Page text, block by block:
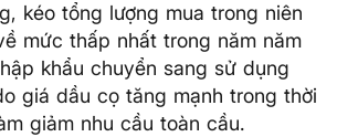
kéo tổng lượng mua trong niên
mức thấp nhất trong năm năm
khẩu chuyển sang sử dụng
giá dầu cọ tăng mạnh trong thời
giảm nhu cầu toàn cầu.